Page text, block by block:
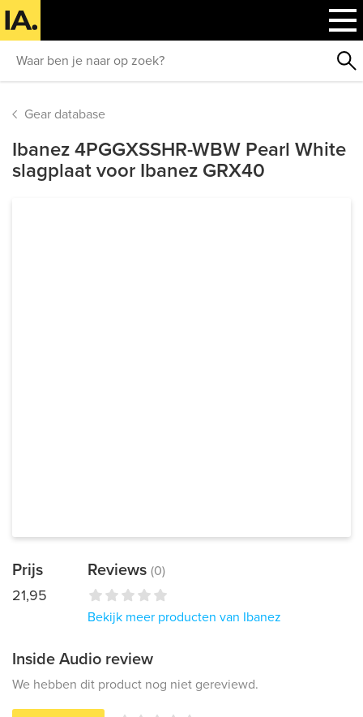
Gear database
Ibanez 4PGGXSSHR-WBW Pearl White
slagplaat voor Ibanez GRX40
Prijs
21,95
Reviews (0)
Bekijk meer producten van Ibanez
Inside Audio review
We hebben dit product nog niet gereviewd.